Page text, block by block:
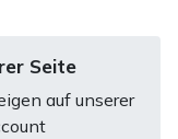
Seite
auf unserer